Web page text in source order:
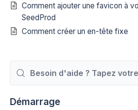
Comment ajouter une favicon à
SeedProd
Comment créer un en-tête fixe
Démarrage